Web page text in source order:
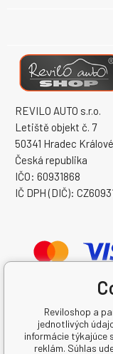
REVILO AUTO s.r.o.
Letiště objekt č. 7
50341 Hradec Králové
Česká republika
IČO: 60931868
IČ DPH (DIČ):
Reviloshop a
jednotlivých
informácie týkajúce
reklám. Súhlas